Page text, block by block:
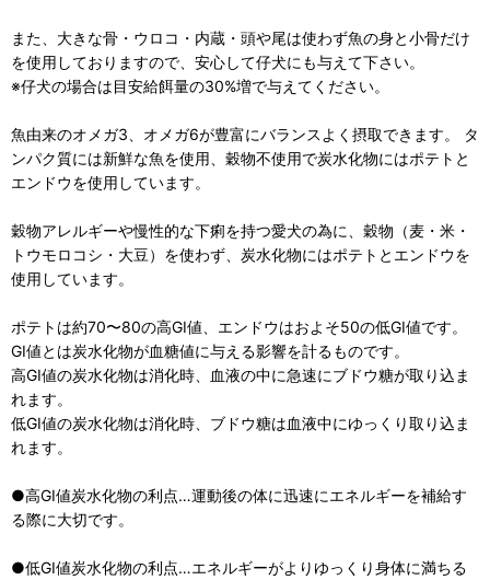
また、大きな骨・ウロコ・内蔵・頭や尾は使わず魚の身と小骨だけ
を使用しておりますので、安心して仔犬にも与えて下さい。
※仔犬の場合は目安給餌量の30%増で与えてください。
魚由来のオメガ3、オメガ6が豊富にバランスよく摂取できます。 タ
ンパク質には新鮮な魚を使用、穀物不使用で炭水化物にはポテトと
エンドウを使用しています。
穀物アレルギーや慢性的な下痢を持つ愛犬の為に、穀物（麦・米・
トウモロコシ・大豆）を使わず、炭水化物にはポテトとエンドウを
使用しています。
ポテトは約70〜80の高GI値、エンドウはおよそ50の低GI値です。
GI値とは炭水化物が血糖値に与える影響を計るものです。
高GI値の炭水化物は消化時、血液の中に急速にブドウ糖が取り込ま
れます。
低GI値の炭水化物は消化時、ブドウ糖は血液中にゆっくり取り込ま
れます。
●高GI値炭水化物の利点…運動後の体に迅速にエネルギーを補給す
る際に大切です。
●低GI値炭水化物の利点…エネルギーがよりゆっくり身体に満ちる